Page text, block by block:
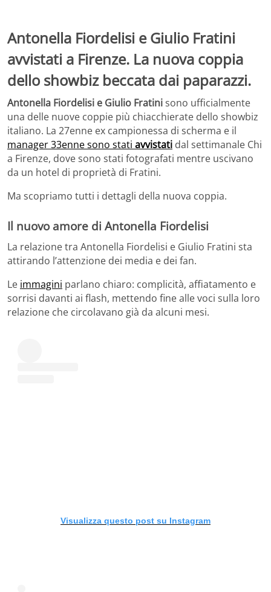
Antonella Fiordelisi e Giulio Fratini
avvistati a Firenze. La nuova coppia
dello showbiz beccata dai paparazzi.
Antonella Fiordelisi e Giulio Fratinisono ufficialmente
una delle nuove coppie più chiacchierate dello showbiz
italiano. La 27enne ex campionessa di scherma e il
manager 33enne sono stati avvistati dal settimanale Chi
a Firenze, dove sono stati fotografati mentre uscivano
da un hotel di proprietà di Fratini.
Ma scopriamo tutti i dettagli della nuova coppia.
Il nuovo amore di Antonella Fiordelisi
La relazione tra Antonella Fiordelisi e Giulio Fratini sta
attirando l’attenzione dei media e dei fan.
Le immagini parlano chiaro: complicità, affiatamento e
sorrisi davanti ai flash, mettendo fine alle voci sulla loro
relazione che circolavano già da alcuni mesi.
Visualizza questo post su Instagram